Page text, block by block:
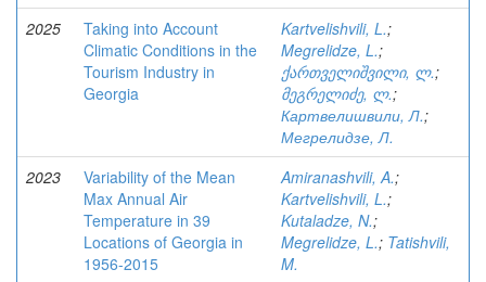
2025
Taking into Account
Climatic Conditions in the
Tourism Industry in
Georgia
Kartvelishvili, L.;
Megrelidze, L.;
ქართველიშვილი, ლ.;
მეგრელიძე, ლ.;
Картвелишвили, Л.;
Мегрелидзе, Л.
2023
Variability of the Mean
Max Annual Air
Temperature in 39
Locations of Georgia in
1956-2015
Amiranashvili, A.;
Kartvelishvili, L.;
Kutaladze, N.;
Megrelidze, L.; Tatishvili,
M.